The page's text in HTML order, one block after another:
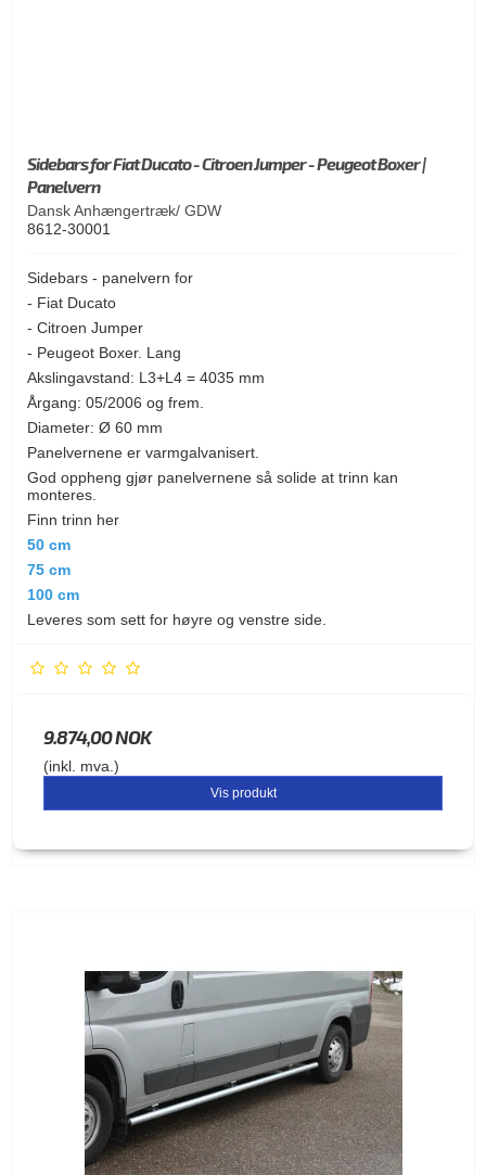
Sidebars for Fiat Ducato - Citroen Jumper - Peugeot Boxer |
Panelvern
Dansk Anhængertræk/ GDW
8612-30001
Sidebars - panelvern for
- Fiat Ducato
- Citroen Jumper
- Peugeot Boxer. Lang
Akslingavstand: L3+L4 = 4035 mm
Årgang: 05/2006 og frem.
Diameter: Ø 60 mm
Panelvernene er varmgalvanisert.
God oppheng gjør panelvernene så solide at trinn kan
monteres.
Finn trinn her
50 cm
75 cm
100 cm
Leveres som sett for høyre og venstre side.
9.874,00 NOK
(inkl. mva.)
Vis produkt